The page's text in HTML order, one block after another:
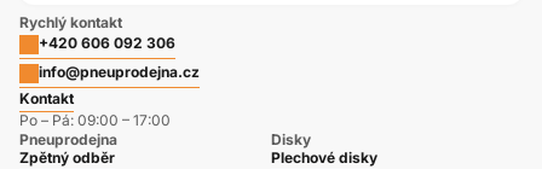
Rychlý kontakt
+420 606 092 306
info@pneuprodejna.cz
Kontakt
Po – Pá: 09:00 – 17:00
Pneuprodejna
Zpětný odběr
Disky
Plechové disky